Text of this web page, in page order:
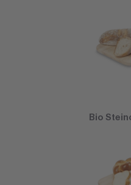
Bio